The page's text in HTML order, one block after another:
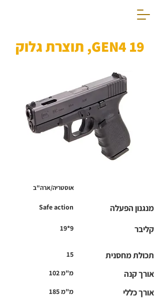
19 GEN4, תוצרת גלוק
אוסטריה/ארה"ב
Safe action
19*9
מנגנון הפעלה
קליבר
15 תכולת מחסנית
102 מ"מ אורך קנה
185 מ"מ אורך כללי